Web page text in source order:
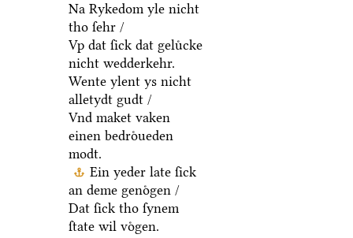
Na Rykedom yle nicht
tho ſehr /
Vp dat ſick dat geluͤcke
nicht wedderkehr.
Wente ylent ys nicht
alletydt gudt /
Vnd maket vaken
einen bedroͤueden
modt.
Ein yeder late ſick
an deme genoͤgen /
Dat ſick tho ſynem
ſtate wil voͤgen.